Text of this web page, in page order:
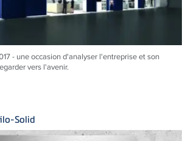
- une occasion d'analyser l'entreprise et son
vers l'avenir.
Solid